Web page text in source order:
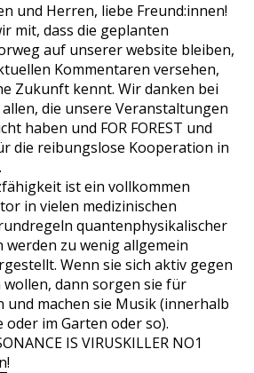
und Herren, liebe Freund:innen!
mit, dass die geplanten
auf unserer website bleiben,
Kommentaren versehen,
Zukunft kennt. Wir danken bei
die unsere Veranstaltungen
haben und FOR FOREST und
die reibungslose Kooperation in
ist ein vollkommen
in vielen medizinischen
quantenphysikalischer
zu wenig allgemein
Wenn sie sich aktiv gegen
wollen, dann sorgen sie für
und machen sie Musik (innerhalb
oder im Garten oder so).
IS VIRUSKILLER NO1